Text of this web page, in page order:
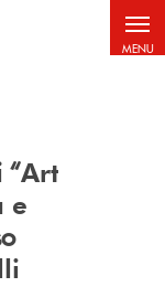
MENU
“Art
e